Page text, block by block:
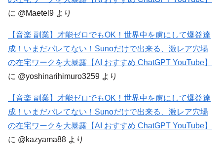
に @Maetel9 より
【音楽 副業】才能ゼロでもOK！世界中を虜にして爆益達
成！いまだバレてない！Sunoだけで出来る、激レア穴場
の在宅ワークを大暴露【AI おすすめ ChatGPT YouTube】
に @yoshinarihimuro3259 より
【音楽 副業】才能ゼロでもOK！世界中を虜にして爆益達
成！いまだバレてない！Sunoだけで出来る、激レア穴場
の在宅ワークを大暴露【AI おすすめ ChatGPT YouTube】
に @kazyama88 より